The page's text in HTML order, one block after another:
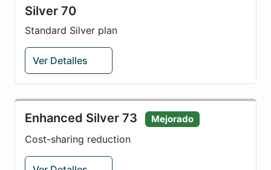
Silver 70
Standard Silver plan
Ver Detalles
Enhanced Silver 73 Mejorado
Cost-sharing reduction